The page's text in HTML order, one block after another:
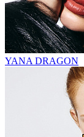
YANA DRAGON